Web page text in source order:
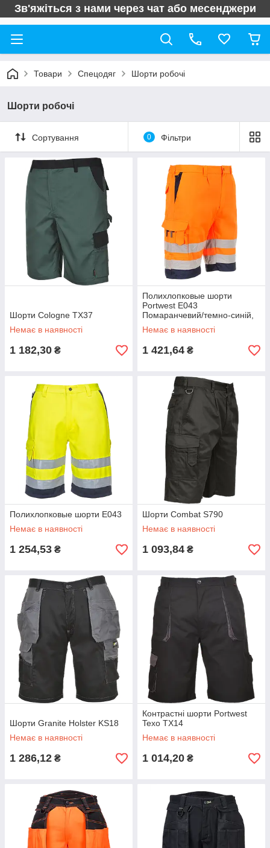
Зв'яжіться з нами через чат або месенджери
Товари Спецодяг Шорти робочі
Шорти робочі
Сортування 0 Фільтри
Шорти Cologne TX37
Немає в наявності
1 182,30 ₴
Полихлопковые шорти
Portwest E043
Помаранчевий/темно-синій,
L
Немає в наявності
1 421,64 ₴
Полихлопковые шорти E043
Немає в наявності
1 254,53 ₴
Шорти Combat S790
Немає в наявності
1 093,84 ₴
Шорти Granite Holster KS18
Немає в наявності
1 286,12 ₴
Контрастні шорти Portwest
Texo TX14
Немає в наявності
1 014,20 ₴